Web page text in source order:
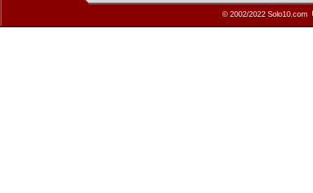
© 2002/2022 Solo10.com